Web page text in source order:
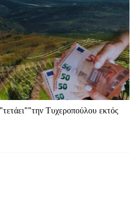
Τυχεροπούλου εκτός